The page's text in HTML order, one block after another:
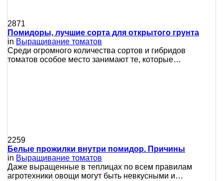
2871
Помидоры, лучшие сорта для открытого грунта
in Выращивание томатов
Среди огромного количества сортов и гибридов
томатов особое место занимают те, которые…
2259
Белые прожилки внутри помидор. Причины
in Выращивание томатов
Даже выращенные в теплицах по всем правилам
агротехники овощи могут быть невкусными и…